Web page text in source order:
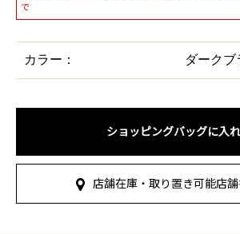
で
カラー： ダークブ
ショッピングバッグに入
店舗在庫・取り置き可能店